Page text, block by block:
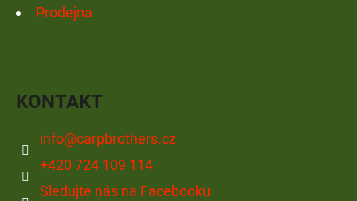
Prodejna
KONTAKT
info@carpbrothers.cz
+420 724 109 114
Sledujte nás na Facebooku